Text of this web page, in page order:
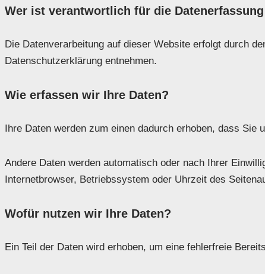
Wer ist verantwortlich für die
Die Datenverarbeitung auf dieser Website erfolgt durch
Datenschutzerklärung entnehmen.
Wie erfassen wir Ihre Daten?
Ihre Daten werden zum einen dadurch erhoben, dass
Andere Daten werden automatisch oder nach Ihrer
Internetbrowser, Betriebssystem oder Uhrzeit des
Wofür nutzen wir Ihre Daten?
Ein Teil der Daten wird erhoben, um eine fehlerfreie